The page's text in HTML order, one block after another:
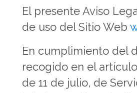
El presente Aviso
de uso del Sitio Web
En cumplimiento del
recogido en el
de 11 de julio, de